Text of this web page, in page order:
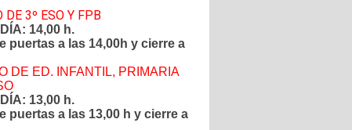
DE 3º ESO Y FPB
14,00 h.
puertas a las 14,00h y cierre a
DE ED. INFANTIL, PRIMARIA
13,00 h.
puertas a las 13,00 h y cierre a